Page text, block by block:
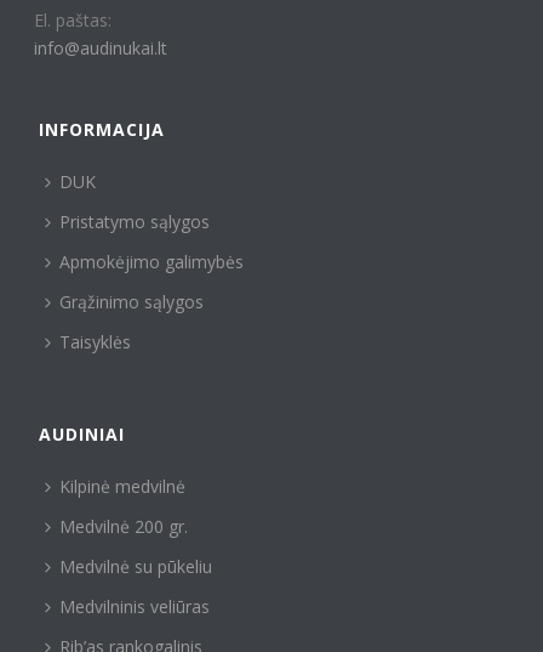
El. paštas:
info@audinukai.lt
INFORMACIJA
DUK
Pristatymo sąlygos
Apmokėjimo galimybės
Grąžinimo sąlygos
Taisyklės
AUDINIAI
Kilpinė medvilnė
Medvilnė 200 gr.
Medvilnė su pūkeliu
Medvilninis veliūras
Rib’as rankogalinis